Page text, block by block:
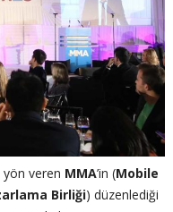
yön veren MMA’in (Mobile
Birliği) düzenlediği